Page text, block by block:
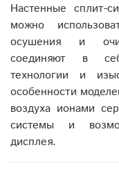
Настенные сплит-
можно
осушения и
соединяют в
технологии и
особенности
воздуха ионами
системы и
дисплея.